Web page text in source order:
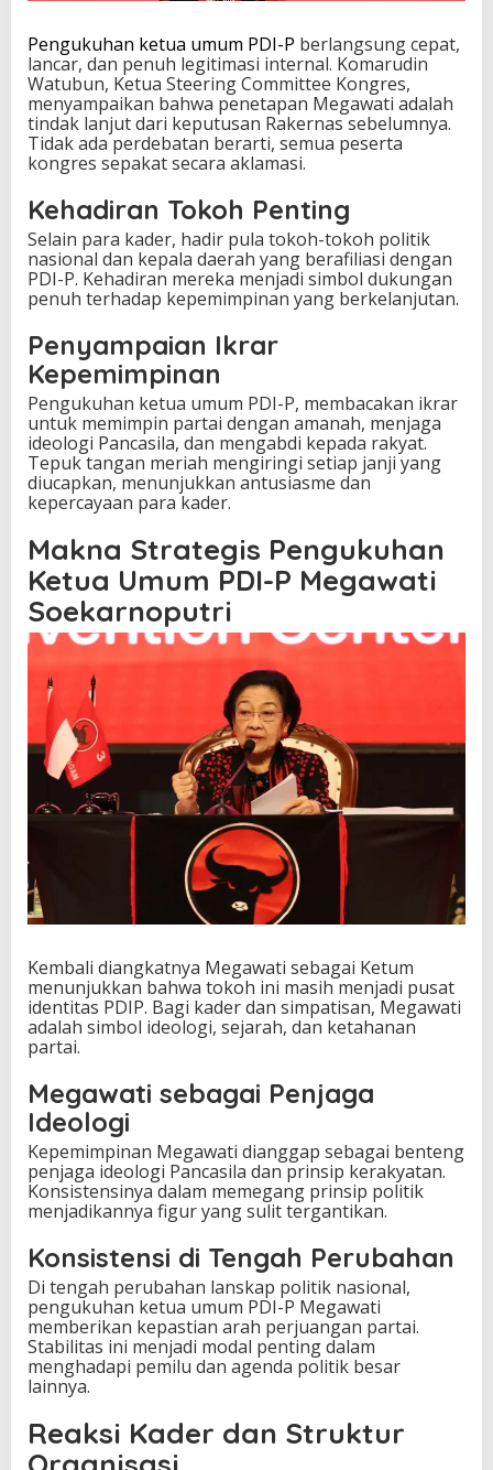
Pengukuhan ketua umum PDI-P berlangsung cepat,
lancar, dan penuh legitimasi internal. Komarudin
Watubun, Ketua Steering Committee Kongres,
menyampaikan bahwa penetapan Megawati adalah
tindak lanjut dari keputusan Rakernas sebelumnya.
Tidak ada perdebatan berarti, semua peserta
kongres sepakat secara aklamasi.
Kehadiran Tokoh Penting
Selain para kader, hadir pula tokoh-tokoh politik
nasional dan kepala daerah yang berafiliasi dengan
PDI-P. Kehadiran mereka menjadi simbol dukungan
penuh terhadap kepemimpinan yang berkelanjutan.
Penyampaian Ikrar
Kepemimpinan
Pengukuhan ketua umum PDI-P, membacakan ikrar
untuk memimpin partai dengan amanah, menjaga
ideologi Pancasila, dan mengabdi kepada rakyat.
Tepuk tangan meriah mengiringi setiap janji yang
diucapkan, menunjukkan antusiasme dan
kepercayaan para kader.
Makna Strategis Pengukuhan
Ketua Umum PDI-P Megawati
Soekarnoputri
Kembali diangkatnya Megawati sebagai Ketum
menunjukkan bahwa tokoh ini masih menjadi pusat
identitas PDIP. Bagi kader dan simpatisan, Megawati
adalah simbol ideologi, sejarah, dan ketahanan
partai.
Megawati sebagai Penjaga
Ideologi
Kepemimpinan Megawati dianggap sebagai benteng
penjaga ideologi Pancasila dan prinsip kerakyatan.
Konsistensinya dalam memegang prinsip politik
menjadikannya figur yang sulit tergantikan.
Konsistensi di Tengah Perubahan
Di tengah perubahan lanskap politik nasional,
pengukuhan ketua umum PDI-P Megawati
memberikan kepastian arah perjuangan partai.
Stabilitas ini menjadi modal penting dalam
menghadapi pemilu dan agenda politik besar
lainnya.
Reaksi Kader dan Struktur